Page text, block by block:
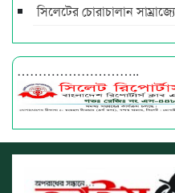
সিলেটের চোরাচালান
………………………..